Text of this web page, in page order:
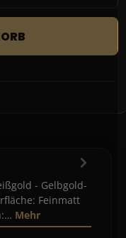
- Gelbgold-
Feinmatt
Mehr